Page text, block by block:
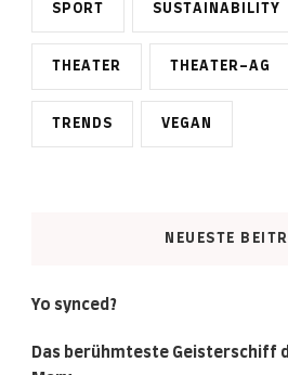
SPORT SUSTAINABILITY
THEATER THEATER-AG
TRENDS VEGAN
NEUESTE
Yo synced?
Das berühmteste Geisterschiff